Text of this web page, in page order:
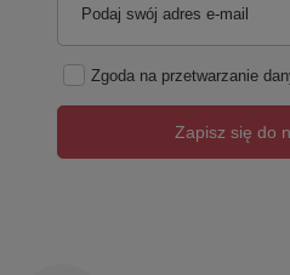
Podaj swój adres e-mail
Zgoda na przetwarzanie
Zapisz się do